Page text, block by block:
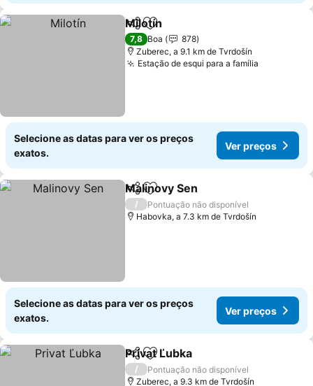
PartilharAdicionar aos favoritos
Milotín
7,8 Boa
878
Zuberec, a 9.1 km de Tvrdošín
Estação de esqui para a família
Selecione as datas para ver os preços
exatos.
Ver preços
PartilharAdicionar aos favoritos
Malinovy Sen
/
Pontuação não disponível
Habovka, a 7.3 km de Tvrdošín
Selecione as datas para ver os preços
exatos.
Ver preços
PartilharAdicionar aos favoritos
Privat Ľubka
/
Pontuação não disponível
Zuberec, a 9.3 km de Tvrdošín